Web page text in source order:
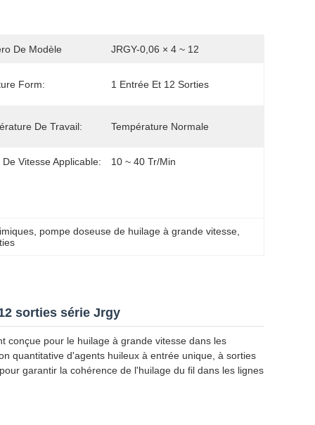
De Modèle JRGY-0,06 × 4 ~ 12
Form: 1 Entrée Et 12 Sorties
De Travail: Température Normale
De Vitesse Applicable: 10 ~ 40 Tr/min
pompe doseuse de huilage à grande vitesse
sorties série Jrgy
conçue pour le huilage à grande vitesse dans les
quantitative d'agents huileux à entrée unique, à sorties
garantir la cohérence de l'huilage du fil dans les lignes